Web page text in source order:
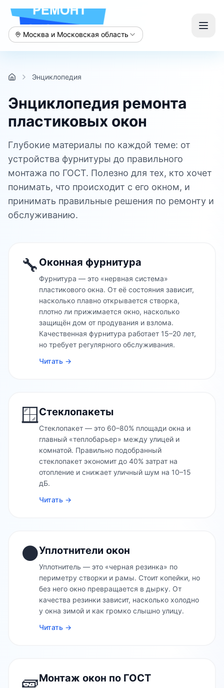
Москва и Московская область
Энциклопедия
Энциклопедия ремонта
пластиковых окон
Глубокие материалы по каждой теме: от
устройства фурнитуры до правильного
монтажа по ГОСТ. Полезно для тех, кто хочет
понимать, что происходит с его окном, и
принимать правильные решения по ремонту и
обслуживанию.
🔧 Оконная фурнитура
Фурнитура — это «нервная система»
пластикового окна. От её состояния зависит,
насколько плавно открывается створка,
плотно ли прижимается окно, насколько
защищён дом от продувания и взлома.
Качественная фурнитура работает 15–20 лет,
но требует регулярного обслуживания.
Читать →
🪟 Стеклопакеты
Стеклопакет — это 60–80% площади окна и
главный «теплобарьер» между улицей и
комнатой. Правильно подобранный
стеклопакет экономит до 40% затрат на
отопление и снижает уличный шум на 10–15
дБ.
Читать →
⚫Уплотнители окон
Уплотнитель — это «черная резинка» по
периметру створки и рамы. Стоит копейки, но
без него окно превращается в дырку. От
качества резинки зависит, насколько холодно
у окна зимой и как громко слышно улицу.
Читать →
🧱Монтаж окон по ГОСТ